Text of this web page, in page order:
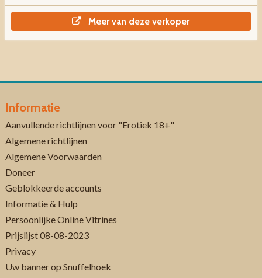
Meer van deze verkoper
Informatie
Aanvullende richtlijnen voor "Erotiek 18+"
Algemene richtlijnen
Algemene Voorwaarden
Doneer
Geblokkeerde accounts
Informatie & Hulp
Persoonlijke Online Vitrines
Prijslijst 08-08-2023
Privacy
Uw banner op Snuffelhoek